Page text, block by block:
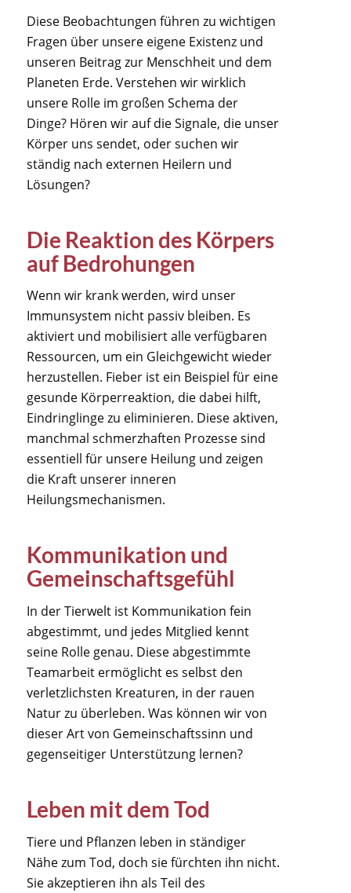
Diese Beobachtungen führen zu wichtigen
Fragen über unsere eigene Existenz und
unseren Beitrag zur Menschheit und dem
Planeten Erde. Verstehen wir wirklich
unsere Rolle im großen Schema der
Dinge? Hören wir auf die Signale, die unser
Körper uns sendet, oder suchen wir
ständig nach externen Heilern und
Lösungen?
Die Reaktion des Körpers
auf Bedrohungen
Wenn wir krank werden, wird unser
Immunsystem nicht passiv bleiben. Es
aktiviert und mobilisiert alle verfügbaren
Ressourcen, um ein Gleichgewicht wieder
herzustellen. Fieber ist ein Beispiel für eine
gesunde Körperreaktion, die dabei hilft,
Eindringlinge zu eliminieren. Diese aktiven,
manchmal schmerzhaften Prozesse sind
essentiell für unsere Heilung und zeigen
die Kraft unserer inneren
Heilungsmechanismen.
Kommunikation und
Gemeinschaftsgefühl
In der Tierwelt ist Kommunikation fein
abgestimmt, und jedes Mitglied kennt
seine Rolle genau. Diese abgestimmte
Teamarbeit ermöglicht es selbst den
verletzlichsten Kreaturen, in der rauen
Natur zu überleben. Was können wir von
dieser Art von Gemeinschaftssinn und
gegenseitiger Unterstützung lernen?
Leben mit dem Tod
Tiere und Pflanzen leben in ständiger
Nähe zum Tod, doch sie fürchten ihn nicht.
Sie akzeptieren ihn als Teil des